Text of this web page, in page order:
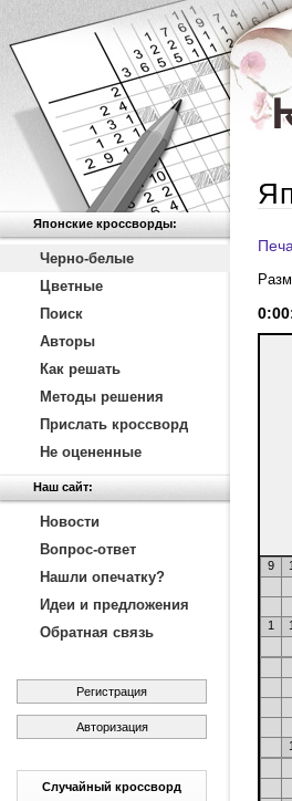
Японские кроссворды:
Черно-белые
Цветные
Поиск
Авторы
Как решать
Методы решения
Прислать кроссворд
Не оцененные
Наш сайт:
Новости
Вопрос-ответ
Нашли опечатку?
Идеи и предложения
Обратная связь
Регистрация
Авторизация
Случайный кроссворд
0:00
9
1
1
1
1